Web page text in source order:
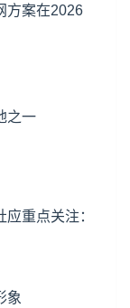
方案在2026
之一
重点关注：
象